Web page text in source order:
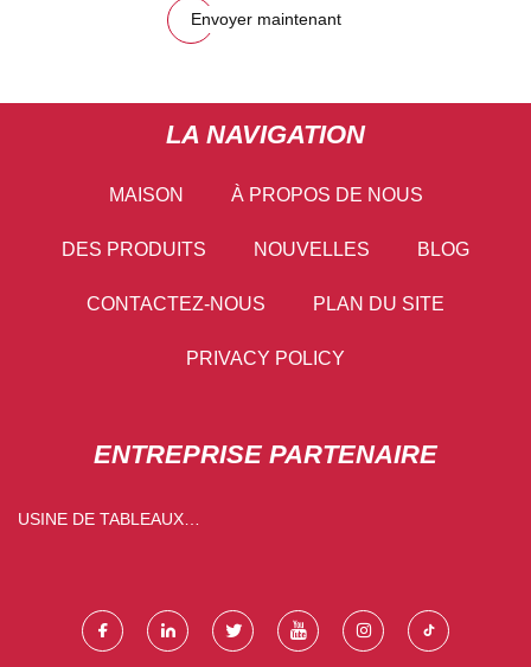
Envoyer maintenant
LA NAVIGATION
MAISON À PROPOS DE NOUS
DES PRODUITS NOUVELLES BLOG
CONTACTEZ-NOUS PLAN DU SITE
PRIVACY POLICY
ENTREPRISE PARTENAIRE
USINE DE TABLEAUX